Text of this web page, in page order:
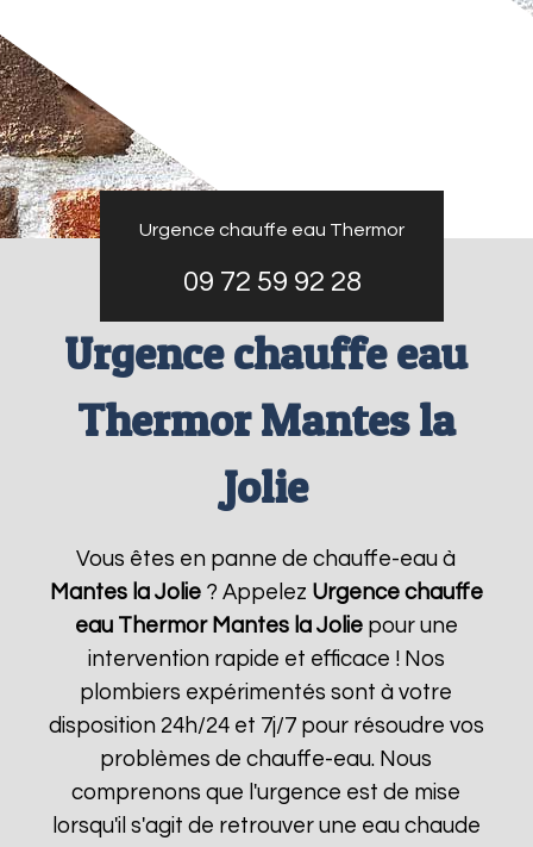
Urgence chauffe eau Thermor
09 72 59 92 28
Urgence chauffe eau
Thermor Mantes la
Jolie
Vous êtes en panne de chauffe-eau à
Mantes la Jolie? Appelez Urgence chauffe
eau Thermor Mantes la Joliepour une
intervention rapide et efficace ! Nos
plombiers expérimentés sont à votre
disposition 24h/24 et 7j/7 pour résoudre vos
problèmes de chauffe-eau. Nous
comprenons que l'urgence est de mise
lorsqu'il s'agit de retrouver une eau chaude